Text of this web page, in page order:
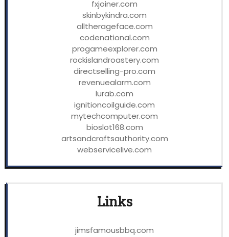
fxjoiner.com
skinbykindra.com
alltherageface.com
codenational.com
progameexplorer.com
rockislandroastery.com
directselling-pro.com
revenuealarm.com
lurab.com
ignitioncoilguide.com
mytechcomputer.com
bioslot168.com
artsandcraftsauthority.com
webservicelive.com
Links
jimsfamousbbq.com